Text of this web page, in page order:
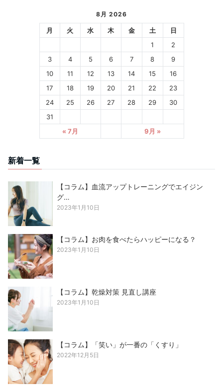
8月 2026
月 火 水 木 金 土
日
1
2
3
4 5 6 7 8
9
10
11 12 13 14 15
16
17
18 19 20 21 22
23
24
25 26 27 28 29
30
31
« 7月
9月 »
新着一覧
【コラム】血流アップトレーニングでエイジン
グ…
2023年1月10日
【コラム】お肉を食べたらハッピーになる？
2023年1月10日
【コラム】乾燥対策 見直し講座
2023年1月10日
【コラム】「笑い」が一番の「くすり」
2022年12月5日